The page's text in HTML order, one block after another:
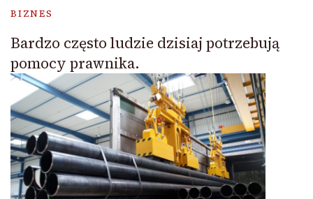
BIZNES
Bardzo często ludzie dzisiaj potrzebują
pomocy prawnika.